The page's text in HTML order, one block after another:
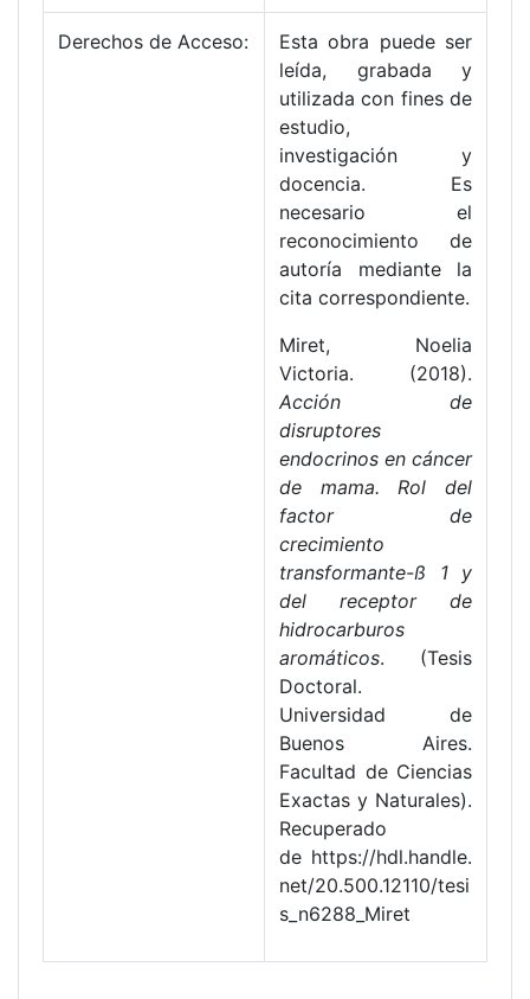
Derechos de Acceso:
Esta obra puede ser
leída, grabada y
utilizada con fines de
estudio,
investigación y
docencia. Es
necesario el
reconocimiento de
autoría mediante la
cita correspondiente.
Miret, Noelia
Victoria. (2018).
Acción de
disruptores
endocrinos en cáncer
de mama. Rol del
factor de
crecimiento
transformante-ß 1 y
del receptor de
hidrocarburos
aromáticos. (Tesis
Doctoral.
Universidad de
Buenos Aires.
Facultad de Ciencias
Exactas y Naturales).
Recuperado
de https://hdl.handle.
net/20.500.12110/tesi
s_n6288_Miret